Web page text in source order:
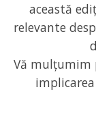
această
relevante
Vă mulțumim